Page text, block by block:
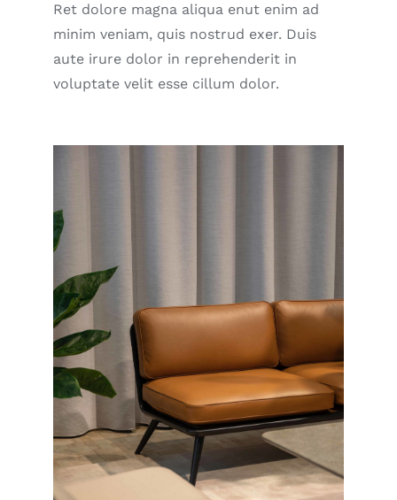
Ret dolore magna aliqua enut enim ad
minim veniam, quis nostrud exer. Duis
aute irure dolor in reprehenderit in
voluptate velit esse cillum dolor.